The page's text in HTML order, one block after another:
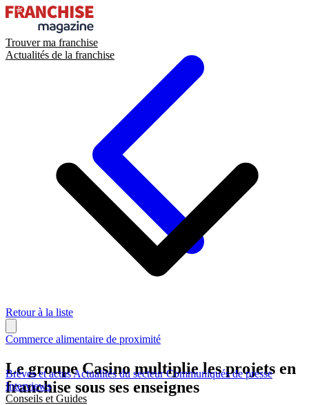
Trouver ma franchise
Actualités de la franchise
Brèves et actusActualités du secteurCommuniqués de presse
Interviews
Conseils et Guides
Retour à la liste
Commerce alimentaire de proximité
Le groupe Casino multiplie les projets en
franchise sous ses enseignes